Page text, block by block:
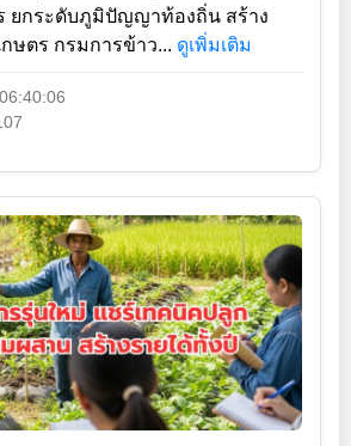
ยกระดับภูมิปัญญาท้องถิ่น สร้าง
ษตร กรมการข้าว... ดูเพิ่มเติม